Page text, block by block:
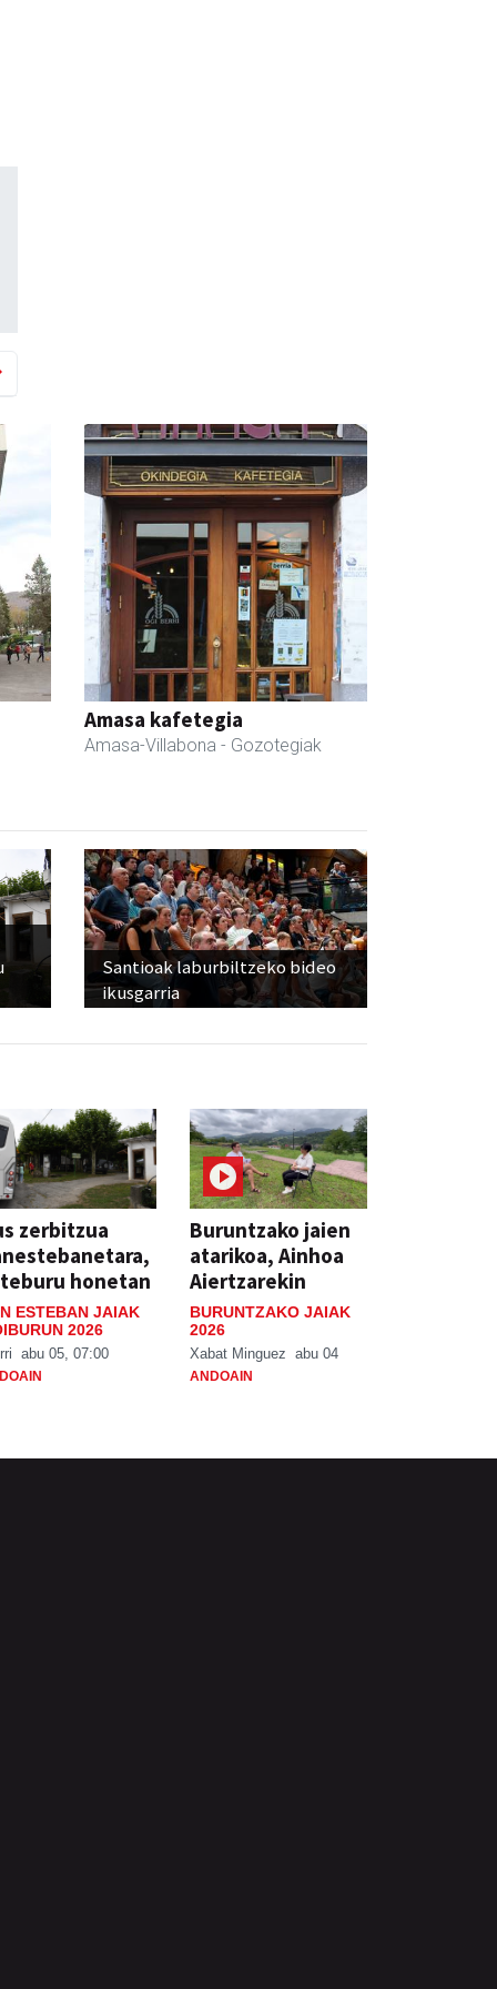
Amasa kafetegia
Amasa-Villabona - Gozotegiak
Santioak laburbiltzeko bideo
ikusgarria
zerbitzua
honetan
ESTEBAN JAIAK
2026
abu 05, 07:00
Buruntzako jaien
atarikoa, Ainhoa
Aiertzarekin
BURUNTZAKO JAIAK
2026
Xabat Minguez abu 04
ANDOAIN